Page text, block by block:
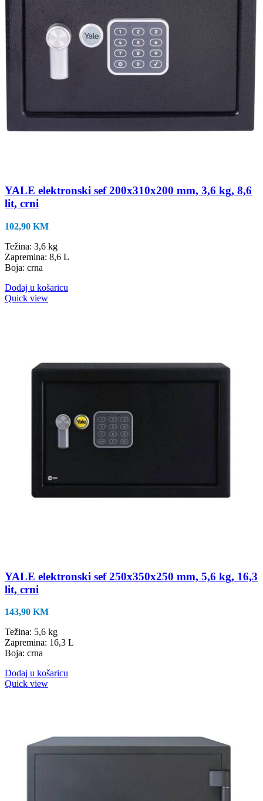
YALE elektronski sef 200x310x200 mm, 3,6 kg, 8,6
lit, crni
102,90 KM
Težina: 3,6 kg
Zapremina: 8,6 L
Boja: crna
Dodaj u košaricu
Quick view
YALE elektronski sef 250x350x250 mm, 5,6 kg, 16,3
lit, crni
143,90 KM
Težina: 5,6 kg
Zapremina: 16,3 L
Boja: crna
Dodaj u košaricu
Quick view